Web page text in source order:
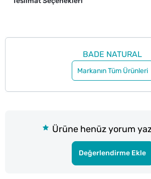
BADE NATURAL
Markanın Tüm Ürünleri
Ürüne henüz yorum
Değerlendirme Ekle